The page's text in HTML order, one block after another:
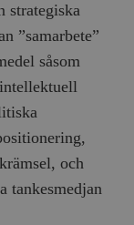
strategiska
”samarbete”
såsom
och
tankesmedjan